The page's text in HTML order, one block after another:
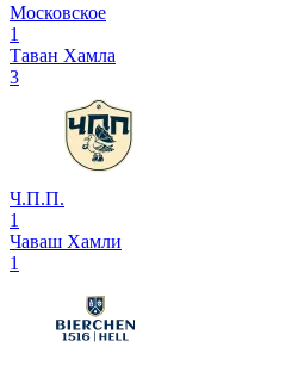
Московское
1
Таван Хамла
3
Ч.П.П.
1
Чаваш Хамли
1